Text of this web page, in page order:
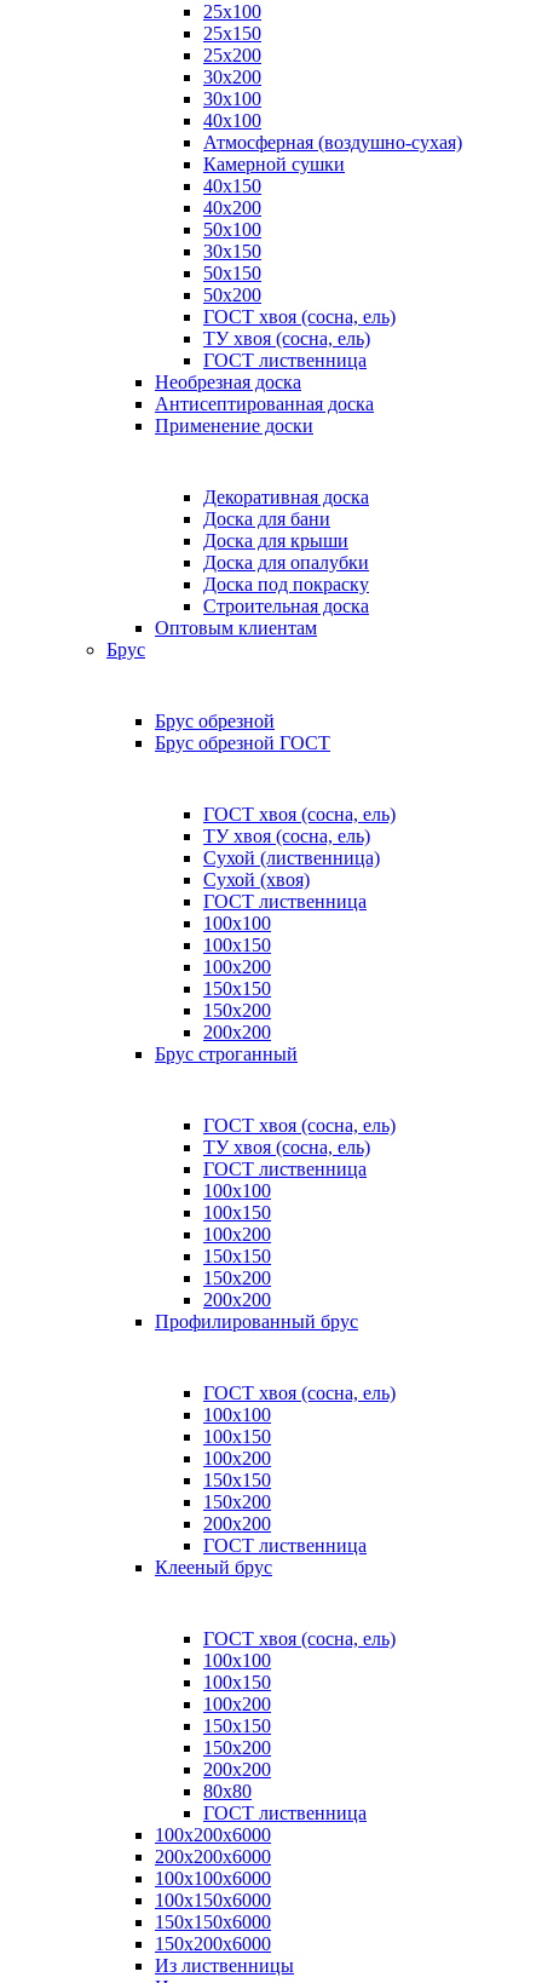
25х100
25х150
25х200
30х200
30х100
40х100
Атмосферная (воздушно-сухая)
Камерной сушки
40х150
40х200
50х100
30х150
50х150
50х200
ГОСТ хвоя (сосна, ель)
ТУ хвоя (сосна, ель)
ГОСТ лиственница
Необрезная доска
Антисептированная доска
Применение доски
Декоративная доска
Доска для бани
Доска для крыши
Доска для опалубки
Доска под покраску
Строительная доска
Оптовым клиентам
Брус
Брус обрезной
Брус обрезной ГОСТ
ГОСТ хвоя (сосна, ель)
ТУ хвоя (сосна, ель)
Сухой (лиственница)
Сухой (хвоя)
ГОСТ лиственница
100x100
100x150
100x200
150x150
150x200
200x200
Брус строганный
ГОСТ хвоя (сосна, ель)
ТУ хвоя (сосна, ель)
ГОСТ лиственница
100х100
100х150
100х200
150х150
150х200
200х200
Профилированный брус
ГОСТ хвоя (сосна, ель)
100x100
100x150
100x200
150x150
150x200
200x200
ГОСТ лиственница
Клееный брус
ГОСТ хвоя (сосна, ель)
100x100
100x150
100x200
150x150
150x200
200x200
80х80
ГОСТ лиственница
100х200х6000
200х200х6000
100х100х6000
100х150х6000
150х150х6000
150х200х6000
Из лиственницы